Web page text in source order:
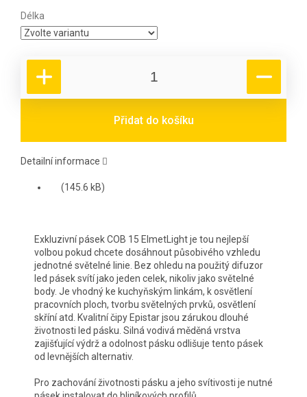
Délka
Přidat do košíku
Detailní informace
(145.6 kB)
Exkluzivní pásek COB 15 ElmetLight je tou nejlepší
volbou pokud chcete dosáhnout působivého vzhledu
jednotné světelné linie. Bez ohledu na použitý difuzor
led pásek svítí jako jeden celek, nikoliv jako světelné
body. Je vhodný ke kuchyňským linkám, k osvětlení
pracovních ploch, tvorbu světelných prvků, osvětlení
skříní atd. Kvalitní čipy Epistar jsou zárukou dlouhé
životnosti led pásku. Silná vodivá měděná vrstva
zajišťující výdrž a odolnost pásku odlišuje tento pásek
od levnějších alternativ.
Pro zachování životnosti pásku a jeho svítivosti je nutné